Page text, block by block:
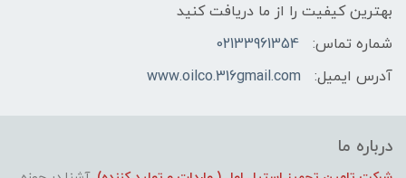
بهترین کیفیت را از ما دریافت کنید
شماره تماس:
02133961354
آدرس ایمیل:
www.oilco.316gmail.com
درباره ما